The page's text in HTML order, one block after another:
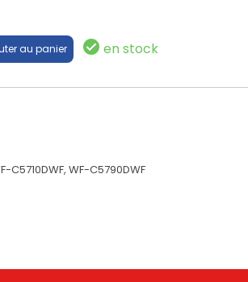
en stock
WF-C5790DWF